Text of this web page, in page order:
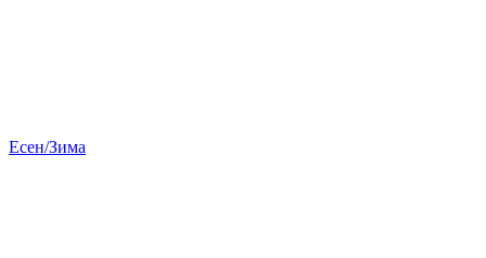
Есен/Зима